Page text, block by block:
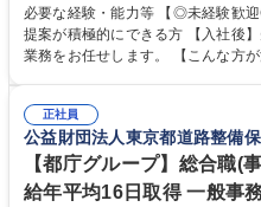
や成長に貢献している部署です。 会社の全メンバーが安心して長く成果を
発揮できる環境を整えるために、
新たな施策検討を積極的に行ってい
幅広い業務の体得が可能で、多様な
募集職種 【総務】未経験歓迎◎/リ
再雇用有
必要な経験・能力等 【◎未経験歓
提案が積極的にできる方 【入社後
業務をお任せします。 【こんな方が活躍できる職種です】 ・仕組化が好
対処できる・新しいことに興味関心
取得や通信教育など費用の80%（
賃の50%（月額7万円まで）を補助 学歴・資格 学歴：大学院 大学 語学
力： 資格：
正社員
公益財団法人東京都道路整備
【都庁グループ】総合職(
給年平均16日取得 一般事